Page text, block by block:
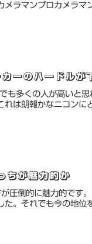
ラマンプロカメラマ
ーのハードルが
多くの人が高いと
は朗報かなニコンに
ちが魅力的か
圧倒的に魅力的です
。それでも今の地位